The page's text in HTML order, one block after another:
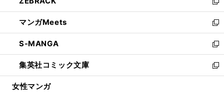
開
く
ウ
で
開
く
ィ
ン
ド
ウ
で
開
く
い
ウ
ィ
ン
ド
ウ
で
開
新
し
い
ウ
ィ
ン
ド
ウ
マンガMeets
新
し
い
ウ
ィ
ン
S-MANGA
新
し
い
ウ
集英社コミック文庫
新
し
女性マンガ